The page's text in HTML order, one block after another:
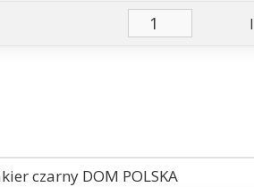
czarny DOM POLSKA